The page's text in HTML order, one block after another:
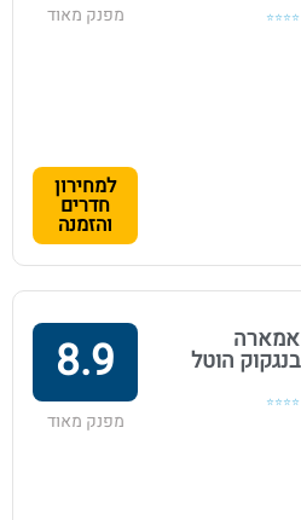
⭐⭐⭐⭐ מפנק מאוד
למחירון
חדרים
והזמנה
אמארה
בנגקוק הוטל
⭐⭐⭐⭐
8.9
מפנק מאוד